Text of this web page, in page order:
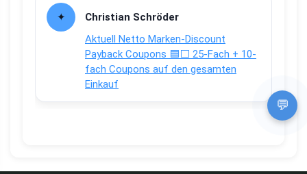
Christian Schröder
Aktuell Netto Marken-Discount
Payback Coupons 🟦⬜ 25-Fach + 10-
fach Coupons auf den gesamten
Einkauf
💬